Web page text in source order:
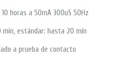
10 horas a 50mA 300uS 50Hz
min, estándar: hasta 20 min
a prueba de contacto